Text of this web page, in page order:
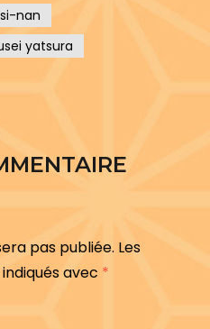
nan
yatsura
pas publiée. Les
avec *